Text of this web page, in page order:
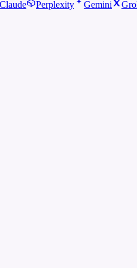
Claude Perplexity Gemini